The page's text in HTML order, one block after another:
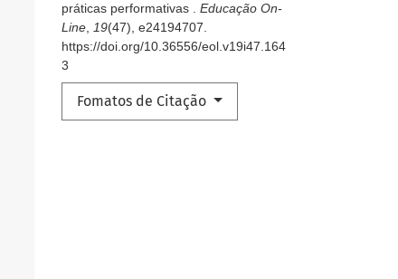
práticas performativas . Educação On-
Line
19(47), e24194707.
https://doi.org/10.36556/eol.v19i47.164
3
Fomatos de Citação